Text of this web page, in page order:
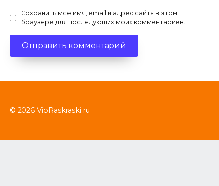
Сохранить моё имя, email и адрес сайта в этом
браузере для последующих моих комментариев.
© 2026 VipRaskraski.ru